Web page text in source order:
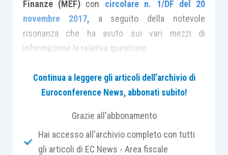
Finanze (MEF) con circolare n. 1/DF del 20
novembre 2017, a seguito della notevole
risonanza che ha avuto sui vari mezzi di
informazione la relativa questione.
Innanzitutto, si evidenzia che nella circolare
citata il MEF ha rammentato la normativa in
costituita, ai sensi delD.P.R. 158/1999 :
Continua a leggere gli articoli dell’archivio di
Euroconference News, abbonati subito!
Grazie all'abbonamento
Hai accesso all'archivio completo con tutti
gli articoli di EC News - Area fiscale